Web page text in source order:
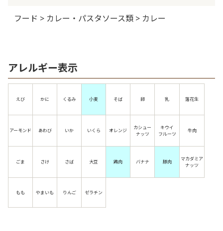
フード > カレー・パスタソース類 > カレー
アレルギー表示
えび かに くるみ 小麦 そば 卵 乳 落花生
アーモンド あわび いか いくら オレンジ
カシュー
ナッツ
キウイ
フルーツ
牛肉
ごま さけ さば 大豆 鶏肉 バナナ 豚肉
マカダミア
ナッツ
もも やまいも りんご ゼラチン